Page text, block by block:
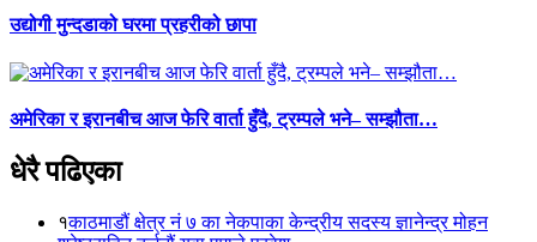
उद्योगी मुन्दडाको घरमा प्रहरीको छापा
अमेरिका र इरानबीच आज फेरि वार्ता हुँदै, ट्रम्पले भने– सम्झौता…
धेरै पढिएका
१काठमाडौं क्षेत्र नं ७ का नेकपाका केन्द्रीय सदस्य ज्ञानेन्द्र मोहन